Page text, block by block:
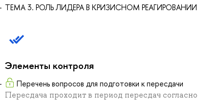
ТЕМА 3. РОЛЬ ЛИДЕРА В КРИЗИСНОМ РЕАГИРОВАНИИ
Элементы контроля
Перечень вопросов для подготовки к пересдачи
Пересдача проходит в период пересдач согласно